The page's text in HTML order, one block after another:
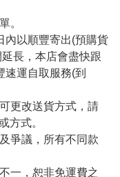
。
以順豐寄出(預購貨
長，本店會盡快跟
運自取服務(到
更改送貨方式，請
方式。
爭議，所有不同款
一，恕非免運費之